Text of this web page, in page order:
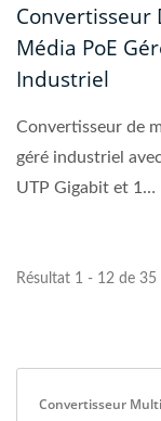
Convertisseur
Média PoE
Industriel
Convertisseur de
géré industriel
UTP Gigabit et 1
Résultat 1 - 12 de 35
Convertisseur